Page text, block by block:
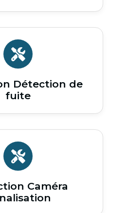
Détection de
fuite
Caméra